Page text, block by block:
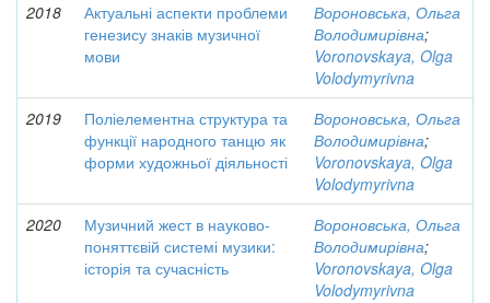
2018
Актуальні аспекти проблеми
генезису знаків музичної
мови
Вороновська, Ольга
Володимирівна;
Voronovskaya, Olga
Volodymyrivna
2019
Поліелементна структура та
функції народного танцю як
форми художньої діяльності
Вороновська, Ольга
Володимирівна;
Voronovskaya, Olga
Volodymyrivna
2020
Музичний жест в науково-
поняттєвій системі музики:
історія та сучасність
Вороновська, Ольга
Володимирівна;
Voronovskaya, Olga
Volodymyrivna